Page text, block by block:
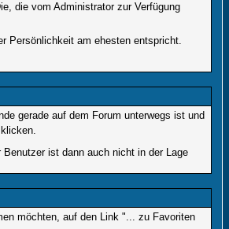
die vom Administrator zur Verfügung
Persönlichkeit am ehesten entspricht.
gerade auf dem Forum unterwegs ist und
ist dann auch nicht in der Lage
möchten, auf den Link "... zu Favoriten